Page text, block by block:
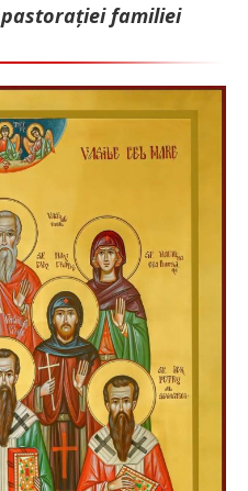
familiei